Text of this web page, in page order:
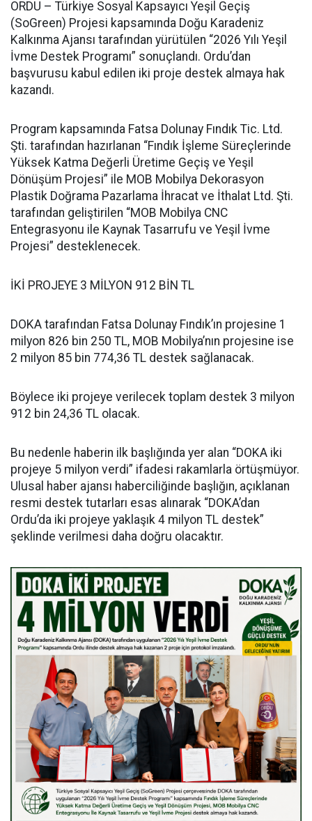
ORDU – Türkiye Sosyal Kapsayıcı Yeşil Geçiş
(SoGreen) Projesi kapsamında Doğu Karadeniz
Kalkınma Ajansı tarafından yürütülen “2026 Yılı Yeşil
İvme Destek Programı” sonuçlandı. Ordu’dan
başvurusu kabul edilen iki proje destek almaya hak
kazandı.
Program kapsamında Fatsa Dolunay Fındık Tic. Ltd.
Şti. tarafından hazırlanan “Fındık İşleme Süreçlerinde
Yüksek Katma Değerli Üretime Geçiş ve Yeşil
Dönüşüm Projesi” ile MOB Mobilya Dekorasyon
Plastik Doğrama Pazarlama İhracat ve İthalat Ltd. Şti.
tarafından geliştirilen “MOB Mobilya CNC
Entegrasyonu ile Kaynak Tasarrufu ve Yeşil İvme
Projesi” desteklenecek.
İKİ PROJEYE 3 MİLYON 912 BİN TL
DOKA tarafından Fatsa Dolunay Fındık’ın projesine 1
milyon 826 bin 250 TL, MOB Mobilya’nın projesine ise
2 milyon 85 bin 774,36 TL destek sağlanacak.
Böylece iki projeye verilecek toplam destek 3 milyon
912 bin 24,36 TL olacak.
Bu nedenle haberin ilk başlığında yer alan “DOKA iki
projeye 5 milyon verdi” ifadesi rakamlarla örtüşmüyor.
Ulusal haber ajansı haberciliğinde başlığın, açıklanan
resmi destek tutarları esas alınarak “DOKA’dan
Ordu’da iki projeye yaklaşık 4 milyon TL destek”
şeklinde verilmesi daha doğru olacaktır.